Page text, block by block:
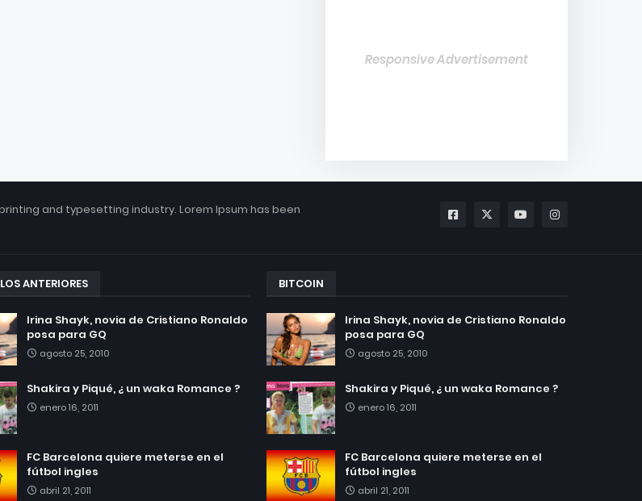
Responsive Advertisement
and typesetting industry. Lorem Ipsum has been
ANTERIORES
Irina Shayk, novia de Cristiano Ronaldo
posa para GQ
agosto 25, 2010
Shakira y Piqué, ¿ un waka Romance ?
enero 16, 2011
FC Barcelona quiere meterse en el
fútbol ingles
abril 21, 2011
BITCOIN
Irina Shayk, novia de Cristiano Ronaldo
posa para GQ
agosto 25, 2010
Shakira y Piqué, ¿ un waka Romance ?
enero 16, 2011
FC Barcelona quiere meterse en el
fútbol ingles
abril 21, 2011